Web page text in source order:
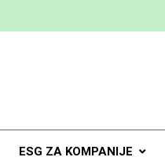
ESG ZA KOMPANIJE